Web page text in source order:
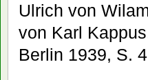
Ulrich von
von Karl
Berlin 1939, S. 4